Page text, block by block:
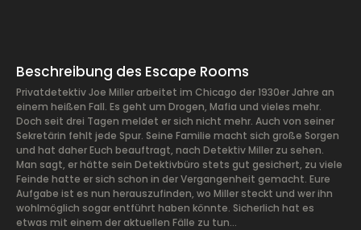
Beschreibung des Escape Rooms
Privatdetektiv Joe Miller arbeitet im Chicago der 1930er Jahre an
einem heißen Fall. Es geht um Drogen, Mafia und vieles mehr.
Doch seit drei Tagen meldet er sich nicht mehr. Auch von seiner
Sekretärin fehlt jede Spur. Seine Familie macht sich große Sorgen
und hat daher Euch beauftragt, nach Detektiv Miller zu sehen.
Man sagt, er hätte sein Detektivbüro stets gut gesichert, zu viele
Feinde hatte er sich schon in der Vergangenheit gemacht. Eure
Aufgabe ist es nun herauszufinden, wo Miller steckt und wer ihn
wohlmöglich sogar entführt haben könnte. Sicherlich hat es
etwas mit einem der aktuellen Fälle zu tun…